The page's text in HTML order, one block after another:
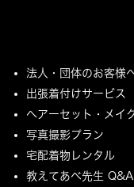
法人・団体のお客様
出張着付けサービス
ヘアーセット・メイ
写真撮影プラン
宅配着物レンタル
教えてあべ先生 Q&A